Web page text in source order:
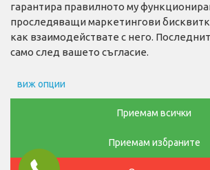
ПОЛЕЗНО
Производители
Контакти
0876768686
гарантира правилното му
проследяващи маркетингови
как взаимодействате с него.
само след вашето съгласие.
виж опции
Препочитания за реклами
Данни за потребление
Приемам всички
Приемам избраните